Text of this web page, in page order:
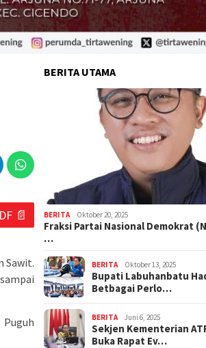
📄
Sawit.
BERITA UTAMA
BERITA Oktober 20, 2025
Fraksi Partai Nasional Demokrat
…
BERITA Oktober 13, 2025
Bupati Labuhanbatu
Betbagai Perlo…
BERITA Juni 6, 2025
Sekjen Kementerian
Buka Rapat Ev…